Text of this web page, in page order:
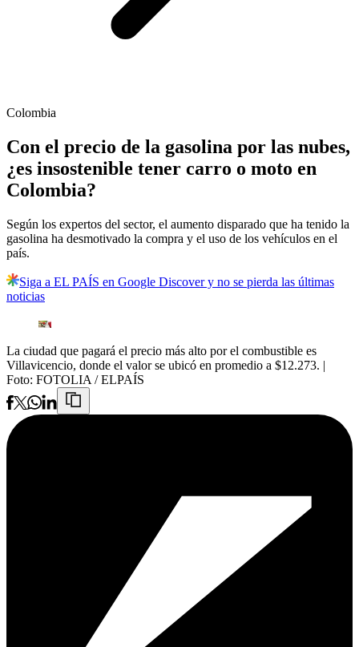
Colombia
Con el precio de la gasolina por las nubes,
¿es insostenible tener carro o moto en
Colombia?
Según los expertos del sector, el aumento disparado que ha tenido la
gasolina ha desmotivado la compra y el uso de los vehículos en el
país.
Siga a EL PAÍS en Google Discover y no se pierda las últimas
noticias
La ciudad que pagará el precio más alto por el combustible es
Villavicencio, donde el valor se ubicó en promedio a $12.273. |
Foto: FOTOLIA / ELPAÍS